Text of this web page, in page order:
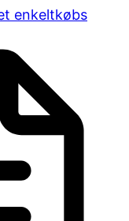
enkeltkøbs